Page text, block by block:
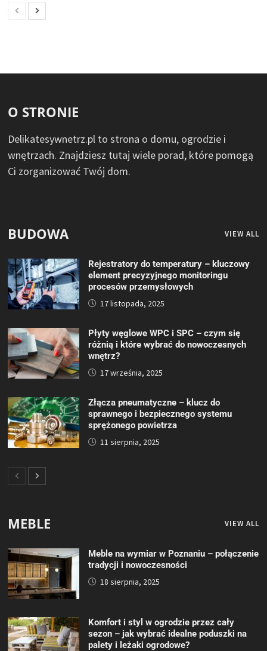
O STRONIE
Delikatesywnetrz.pl to strona o domu, ogrodzie i
wnętrzach. Znajdziesz tutaj wiele porad, które pomogą
Ci zorganizować Twój dom.
BUDOWA VIEW ALL
Rejestratory do temperatury – kluczowy
element precyzyjnego monitoringu
procesów przemysłowych
17 listopada, 2025
Płyty węglowe WPC i SPC – czym się
różnią i które wybrać do nowoczesnych
wnętrz?
17 września, 2025
Złącza pneumatyczne – klucz do
sprawnego i bezpiecznego systemu
sprężonego powietrza
11 sierpnia, 2025
MEBLE VIEW ALL
Meble na wymiar w Poznaniu – połączenie
tradycji i nowoczesności
18 sierpnia, 2025
Komfort i styl w ogrodzie przez cały
sezon – jak wybrać idealne poduszki na
palety i leżaki ogrodowe?